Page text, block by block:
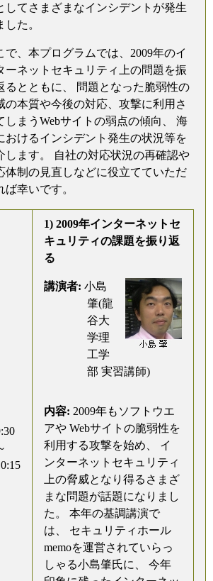
してさまざまなインシデントが発生
した。
で、本プログラムでは、2009年のイ
ーネットセキュリティ上の問題を振
るとともに、 問題となった脆弱性の
の本質や今後の対応、攻撃に利用さ
しまうWebサイトの弱点の傾向、 海
おけるインシデント発生の状況等を
します。 自社の対応状況の再確認や
体制の見直しなどに役立てていただ
ば幸いです。
1) 2009年インターネットセ
キュリティの課題を振り返
る
講演者: 小島
肇(龍
谷大
学理
工学
部 実習講師)
内容: 2009年もソフトウエ
アや Webサイトの脆弱性を
利用する攻撃を始め、 イ
ンターネットセキュリティ
上の脅威となり得るさまざ
まな問題が話題になりまし
た。 本年の基調講演で
は、 セキュリティホール
memoを運営されていらっ
しゃる小島肇氏に、 今年